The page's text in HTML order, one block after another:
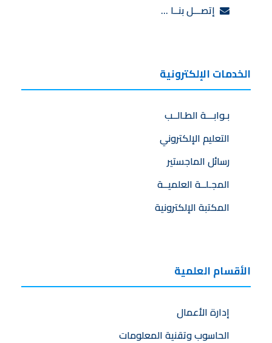
إتصـــل بنــا …
الخدمات الإلكترونية
بـوابـــة الطـالــب
التعليم الإلكتروني
رسائل الماجستير
المجـلــة العلميــة
المكتبة الإلكترونية
الأقسام العلمية
إدارة الأعمال
الحاسوب وتقنية المعلومات